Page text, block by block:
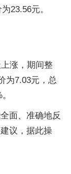
23.56元。
涨，期间整
为7.03元，总
面、准确地反
议，据此操